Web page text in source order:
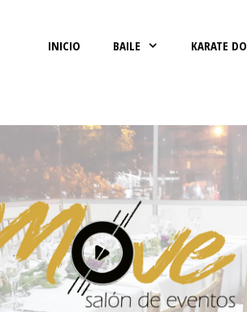
INICIO BAILE KARATE DO